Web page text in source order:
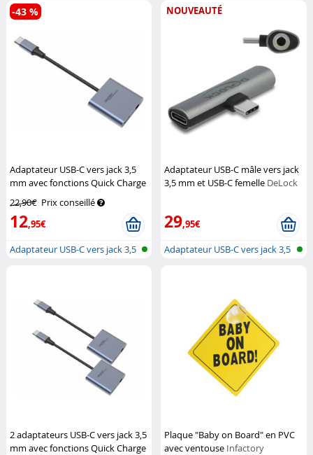
Adaptateur USB-C vers jack 3,5
mm avec fonctions Quick Charge
Auvisio
22,90€ Prix conseillé
12,95€
-43 %
Adaptateur USB-C vers jack 3,5
NOUVEAUTÉ
Adaptateur USB-C mâle vers jack
3,5 mm et USB-C femelle DeLock
29,95€
Adaptateur USB-C vers jack 3,5
2 adaptateurs USB-C vers jack 3,5
mm avec fonctions Quick Charge
Plaque "Baby on Board" en PVC
avec ventouse Infactory